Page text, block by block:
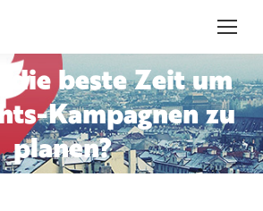
die beste Zeit um
Kampagnen zu
planen?
befinden sich hier: